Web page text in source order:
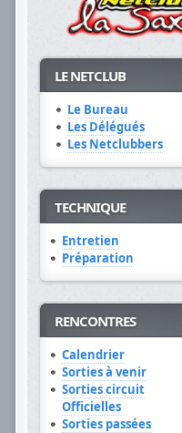
LE NETCLUB
Le Bureau
Les Délégués
Les Netclubbers
TECHNIQUE
Entretien
Préparation
RENCONTRES
Calendrier
Sorties à venir
Sorties circuit
Officielles
Sorties passées